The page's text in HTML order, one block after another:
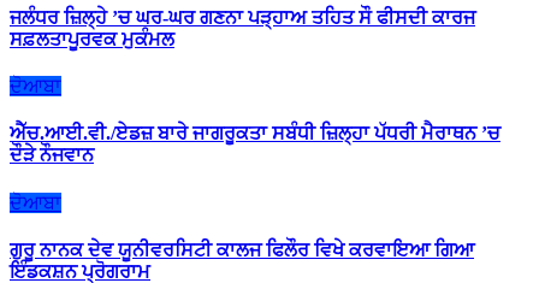
ਜਲੰਧਰ ਜ਼ਿਲ੍ਹੇ ’ਚ ਘਰ-ਘਰ ਗਣਨਾ ਪੜ੍ਹਾਅ ਤਹਿਤ ਸੌ ਫੀਸਦੀ ਕਾਰਜ
ਸਫ਼ਲਤਾਪੂਰਵਕ ਮੁਕੰਮਲ
ਦੋਆਬਾ
ਐੱਚ.ਆਈ.ਵੀ./ਏਡਜ਼ ਬਾਰੇ ਜਾਗਰੂਕਤਾ ਸਬੰਧੀ ਜ਼ਿਲ੍ਹਾ ਪੱਧਰੀ ਮੈਰਾਥਨ ’ਚ
ਦੌੜੇ ਨੌਜਵਾਨ
ਦੋਆਬਾ
ਗੁਰੂ ਨਾਨਕ ਦੇਵ ਯੂਨੀਵਰਸਿਟੀ ਕਾਲਜ ਫਿਲੌਰ ਵਿਖੇ ਕਰਵਾਇਆ ਗਿਆ
ਇੰਡਕਸ਼ਨ ਪ੍ਰੋਗਰਾਮ